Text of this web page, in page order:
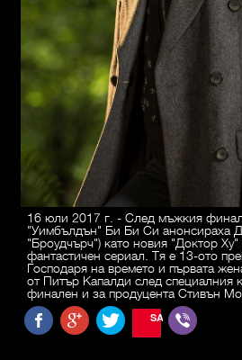
16 юли 2017 г. - След мъжкия финал
"Уимбълдън" Би Би Си анонсираха
"Броудчърч") като новия "Доктор Ху"
фантастичен сериал. Тя е 13-ото
Господаря на времето и първата
от Питър Капалди след специалния
финален и за продуцента Стивън
SAVE